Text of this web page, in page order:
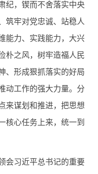
纪，锲而不舍落实中央
筑牢对党忠诚、站稳人
能力、实践能力，大兴
朴之风，树牢造福人民
、形成狠抓落实的好局
动工作的强大力量。分
来谋划和推进，把思想
核心任务上来，统一到
习近平总书记的重要